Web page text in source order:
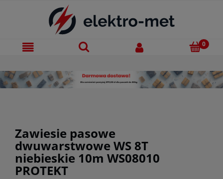
Zawiesie pasowe
dwuwarstwowe WS 8T
niebieskie 10m WS08010
PROTEKT